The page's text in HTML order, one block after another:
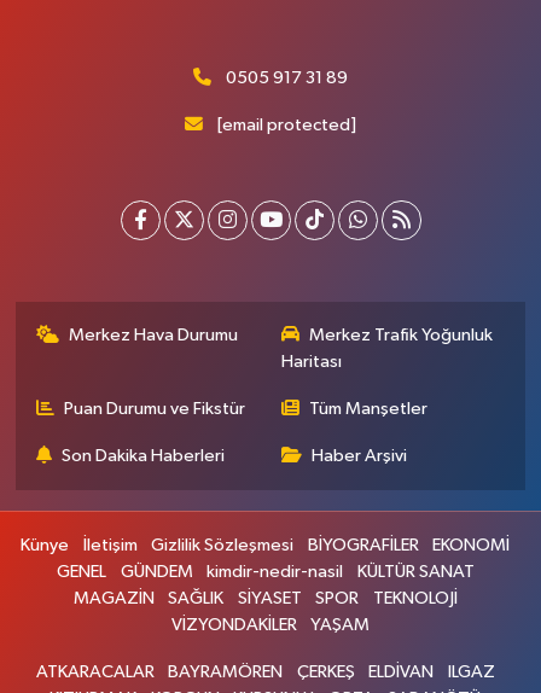
0505 917 31 89
[email protected]
Merkez Hava Durumu
Merkez Trafik Yoğunluk
Haritası
Puan Durumu ve Fikstür Tüm Manşetler
Son Dakika Haberleri Haber Arşivi
Künye İletişim Gizlilik Sözleşmesi BİYOGRAFİLER
EKONOMİ
GENEL
GÜNDEM kimdir-nedir-nasil
KÜLTÜR SANAT
MAGAZİN
SAĞLIK SİYASET SPOR
TEKNOLOJİ
VİZYONDAKİLER
YAŞAM
ATKARACALAR BAYRAMÖREN ÇERKEŞ ELDİVAN
ILGAZ